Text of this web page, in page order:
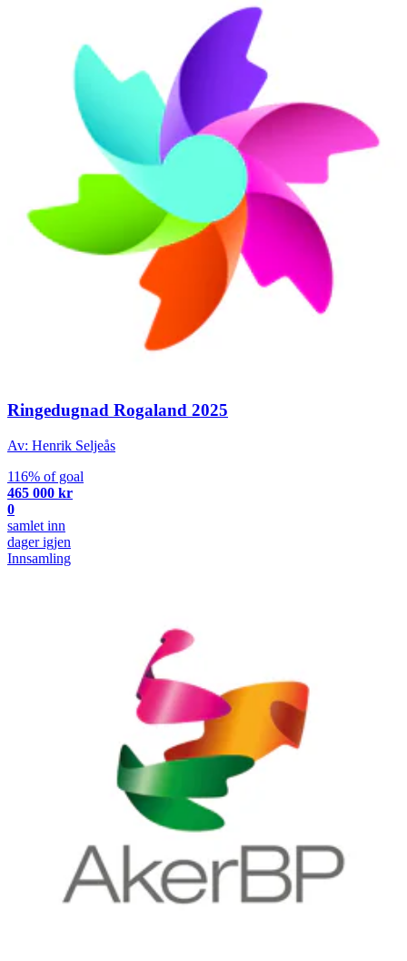
Ringedugnad Rogaland 2025
Av: Henrik Seljeås
116% of goal
465 000 kr
0
samlet inn
dager igjen
Innsamling